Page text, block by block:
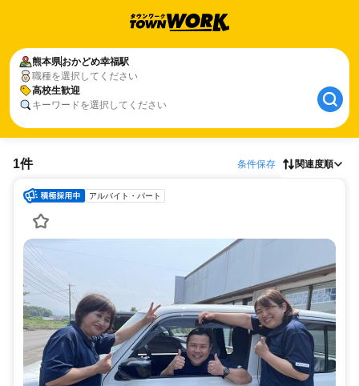
熊本県おかどめ幸福駅
職種を選択してください
高校生歓迎
キーワードを選択してください
1件 条件保存 関連度順
アルバイト・パート